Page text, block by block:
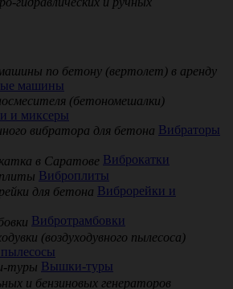
машины
и миксеры
Вибраторы
Виброкатки
Виброплиты
Виброрейки и
Вибротрамбовки
Вышки-туры